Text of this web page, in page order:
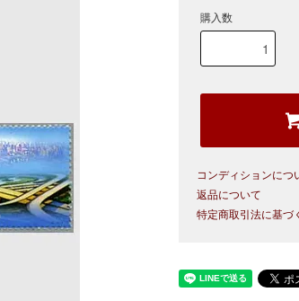
購入数
コンディションにつ
返品について
特定商取引法に基づ